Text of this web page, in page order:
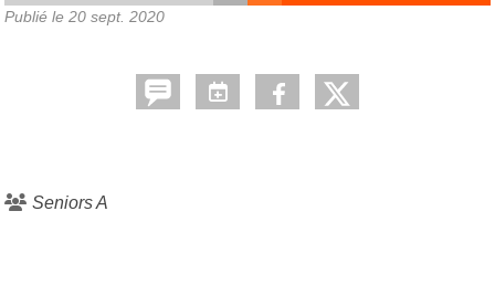
Publié le 20 sept. 2020
Seniors A